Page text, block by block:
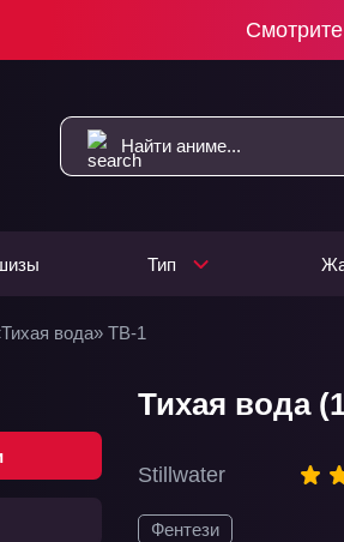
Тип
вода» ТВ-1
Тихая вода
Stillwater
Фентези